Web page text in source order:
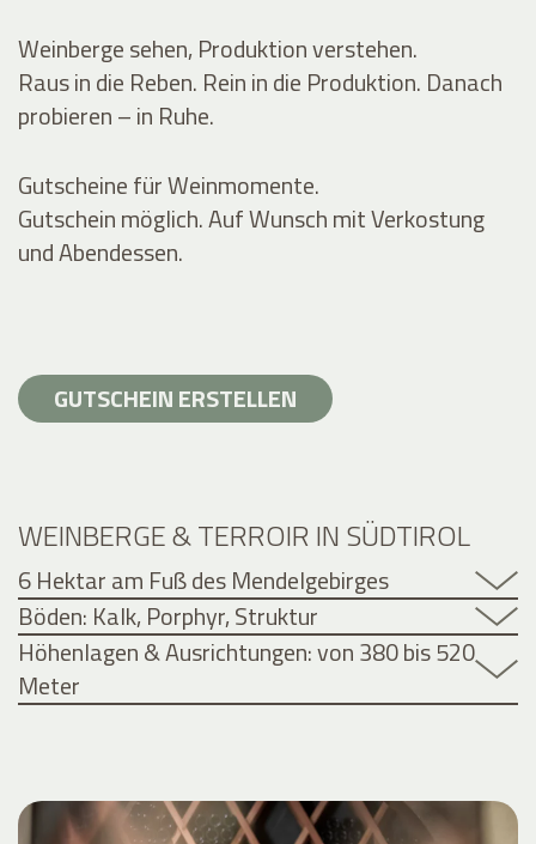
Weinberge sehen, Produktion verstehen.
Raus in die Reben. Rein in die Produktion. Danach
probieren – in Ruhe.
Gutscheine für Weinmomente.
Gutschein möglich. Auf Wunsch mit Verkostung
und Abendessen.
GUTSCHEIN ERSTELLEN
WEINBERGE & TERROIR IN SÜDTIROL
6 Hektar am Fuß des Mendelgebirges
Böden: Kalk, Porphyr, Struktur
Höhenlagen & Ausrichtungen: von 380 bis 520
Meter